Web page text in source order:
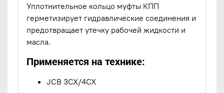
Уплотнительное кольцо муфты КПП
герметизирует гидравлические соединения и
предотвращает утечку рабочей жидкости и
масла.
Применяется на технике:
JCB 3CX/4CX